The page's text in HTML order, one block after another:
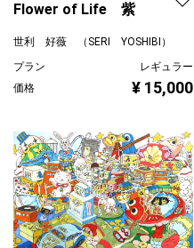
Flower of Life 紫
世利 好薇 （SERI YOSHIBI）
プラン
レギュラー
価格
¥ 15,000